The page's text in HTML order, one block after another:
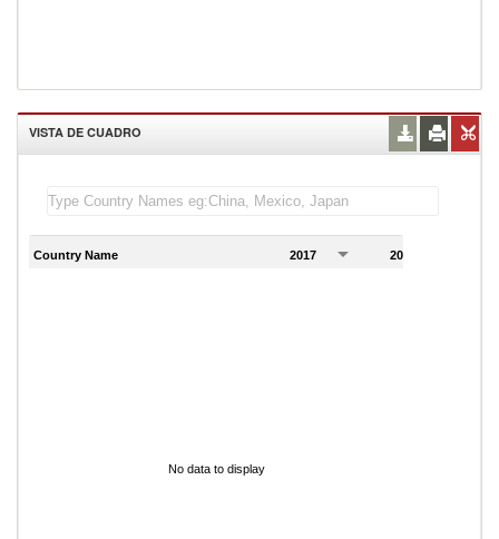
VISTA DE CUADRO
Country Name 2017 2018
No data to display